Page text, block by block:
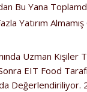
Bu Yana
Yatırım Almamış
Uzman Kişiler
EIT Food
Değerlendiriliyor.